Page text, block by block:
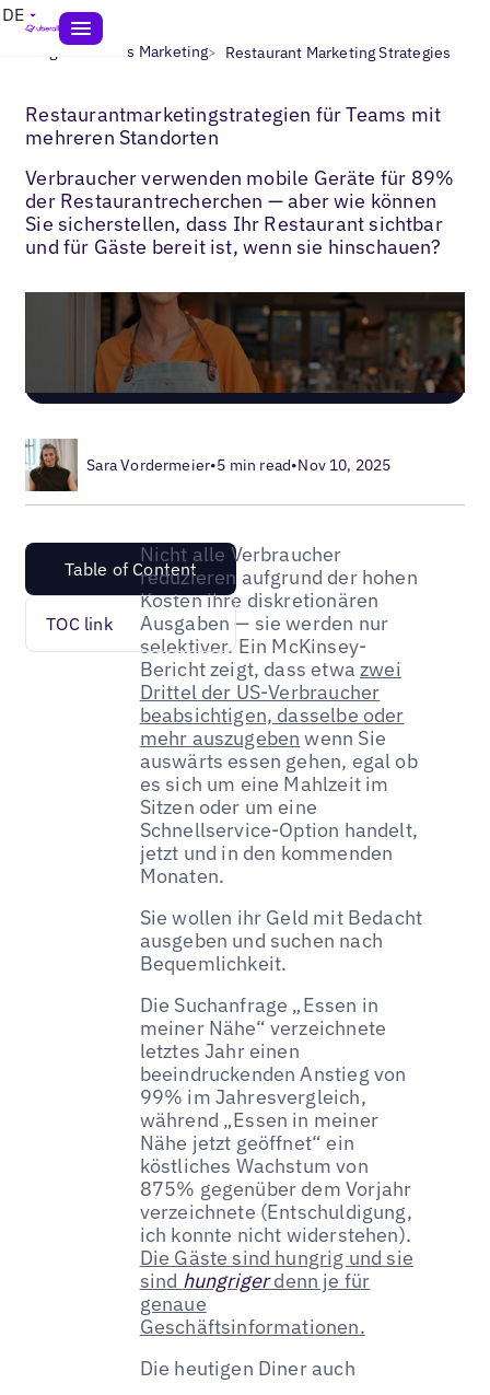
DE
Blogs> Lokales Marketing> Restaurant Marketing Strategies
Restaurantmarketingstrategien für Teams mit
mehreren Standorten
Verbraucher verwenden mobile Geräte für 89%
der Restaurantrecherchen — aber wie können
Sie sicherstellen, dass Ihr Restaurant sichtbar
und für Gäste bereit ist, wenn sie hinschauen?
Sara Vordermeier•5 min read•Nov 10, 2025
Table of Content
TOC link
Nicht alle Verbraucher
reduzieren aufgrund der hohen
Kosten ihre diskretionären
Ausgaben — sie werden nur
selektiver. Ein McKinsey-
Bericht zeigt, dass etwazwei
Drittel der US-Verbraucher
beabsichtigen, dasselbe oder
mehr auszugeben wenn Sie
auswärts essen gehen, egal ob
es sich um eine Mahlzeit im
Sitzen oder um eine
Schnellservice-Option handelt,
jetzt und in den kommenden
Monaten.
Sie wollen ihr Geld mit Bedacht
ausgeben und suchen nach
Bequemlichkeit.
Die Suchanfrage „Essen in
meiner Nähe“ verzeichnete
letztes Jahr einen
beeindruckenden Anstieg von
99% im Jahresvergleich,
während „Essen in meiner
Nähe jetzt geöffnet“ ein
köstliches Wachstum von
875% gegenüber dem Vorjahr
verzeichnete (Entschuldigung,
ich konnte nicht widerstehen).
Die Gäste sind hungrig und sie
sind hungrigerdenn je für
genaue
Geschäftsinformationen.
Die heutigen Diner auch